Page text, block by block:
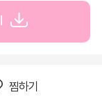
찜하기